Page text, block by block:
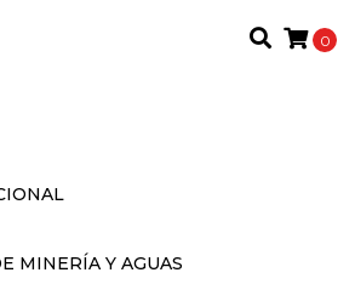
0
MINERÍA Y AGUAS